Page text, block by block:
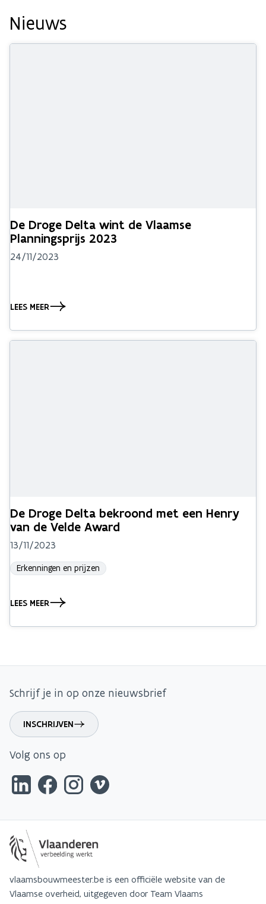
Nieuws
De Droge Delta wint de Vlaamse
Planningsprijs 2023
24/11/2023
LEES MEER
De Droge Delta bekroond met een Henry
van de Velde Award
13/11/2023
Erkenningen en prijzen
LEES MEER
Schrijf je in op onze nieuwsbrief
INSCHRIJVEN
Volg ons op
vlaamsbouwmeester.be is een officiële website van de
Vlaamse overheid, uitgegeven door Team Vlaams